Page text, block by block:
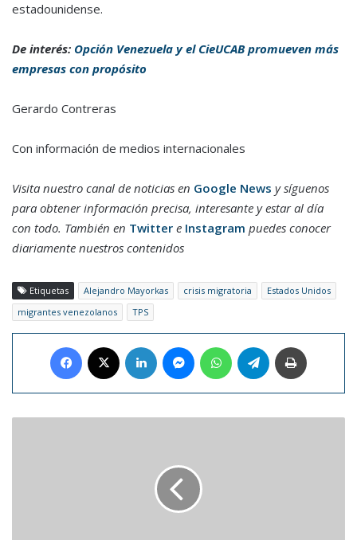
estadounidense.
De interés: Opción Venezuela y el CieUCAB promueven más
empresas con propósito
Gerardo Contreras
Con información de medios internacionales
Visita nuestro canal de noticias en Google News y síguenos
para obtener información precisa, interesante y estar al día
con todo. También en Twitter e Instagram puedes conocer
diariamente nuestros contenidos
Etiquetas Alejandro Mayorkas crisis migratoria
Estados Unidos
migrantes venezolanos
TPS
Facebook LinkedIn MessengerWhatsAppTelegram